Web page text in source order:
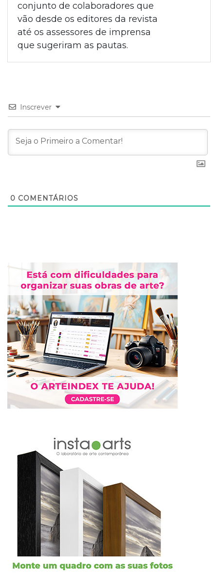
conjunto de colaboradores que
vão desde os editores da revista
até os assessores de imprensa
que sugeriram as pautas.
Inscrever
0 COMENTÁRIOS